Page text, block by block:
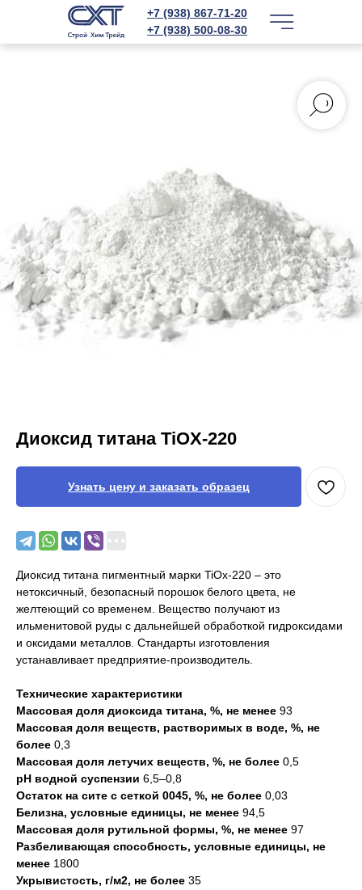
+7 (938) 867-71-20
+7 (938) 500-08-30
Диоксид титана TiOX-220
Узнать цену и заказать образец
Диоксид титана пигментный марки TiOх-220 – это
нетоксичный, безопасный порошок белого цвета, не
желтеющий со временем. Вещество получают из
ильменитовой руды с дальнейшей обработкой гидроксидами
и оксидами металлов. Стандарты изготовления
устанавливает предприятие-производитель.
Технические характеристики
Массовая доля диоксида титана, %, не менее 93
Массовая доля веществ, растворимых в воде, %, не
более 0,3
Массовая доля летучих веществ, %, не более 0,5
pH водной суспензии 6,5–0,8
Остаток на сите с сеткой 0045, %, не более 0,03
Белизна, условные единицы, не менее 94,5
Массовая доля рутильной формы, %, не менее 97
Разбеливающая способность, условные единицы, не
менее 1800
Укрывистость, г/м2, не более 35